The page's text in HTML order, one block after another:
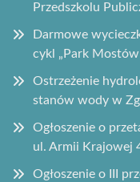
Przedszkolu
Darmowe
cykl „Park Mostów
Ostrzeżenie
stanów wody w
Ogłoszenie o
ul. Armii Krajowej
Ogłoszenie o III